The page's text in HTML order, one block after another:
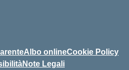
Albo onlineCookie Policy
Note Legali